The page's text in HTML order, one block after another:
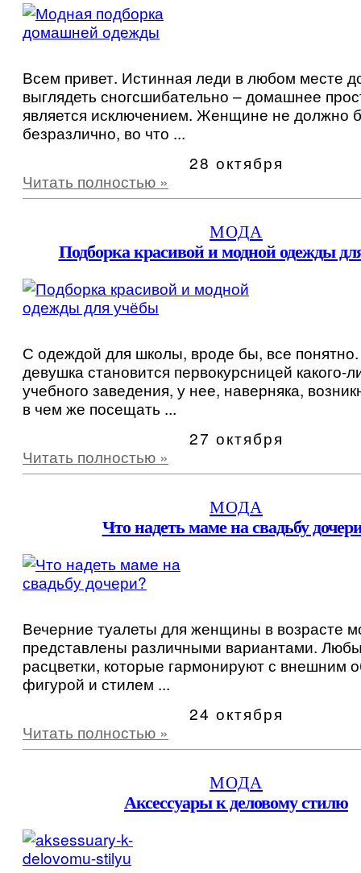
Всем привет. Истинная леди в любом месте
выглядеть сногсшибательно – домашнее
является исключением. Женщине не должно
безразлично, во что ...
28 октября
Читать полностью »
МОДА
Подборка красивой и модной одежды
С одеждой для школы, вроде бы, все понятно.
девушка становится первокурсницей какого-
учебного заведения, у нее, наверняка,
в чем же посещать ...
27 октября
Читать полностью »
МОДА
Что надеть маме на свадьбу
Вечерние туалеты для женщины в возрасте
представлены различными вариантами.
расцветки, которые гармонируют с внешним
фигурой и стилем ...
24 октября
Читать полностью »
МОДА
Аксессуары к деловому стилю